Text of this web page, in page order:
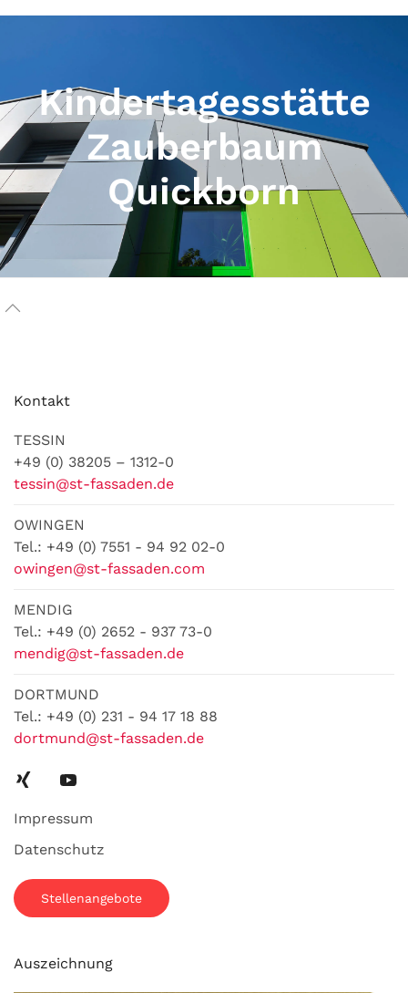
Kindertagesstätte
Zauberbaum
Quickborn
Kontakt
TESSIN
+49 (0) 38205 – 1312-0
tessin@st-fassaden.de
OWINGEN
Tel.: +49 (0) 7551 - 94 92 02-0
owingen@st-fassaden.com
MENDIG
Tel.: +49 (0) 2652 - 937 73-0
mendig@st-fassaden.de
DORTMUND
Tel.: +49 (0) 231 - 94 17 18 88
dortmund@st-fassaden.de
Impressum
Datenschutz
Stellenangebote
Auszeichnung